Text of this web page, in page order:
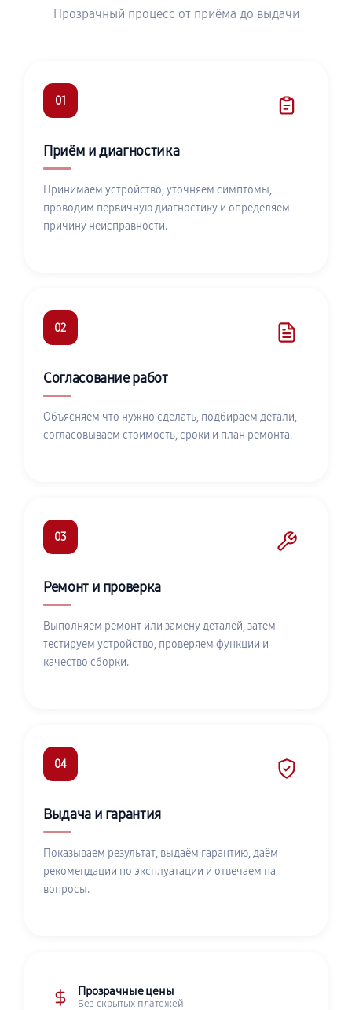
Прозрачный процесс от приёма до выдачи
01
Приём и диагностика
Принимаем устройство, уточняем симптомы,
проводим первичную диагностику и определяем
причину неисправности.
02
Согласование работ
Объясняем что нужно сделать, подбираем детали,
согласовываем стоимость, сроки и план ремонта.
03
Ремонт и проверка
Выполняем ремонт или замену деталей, затем
тестируем устройство, проверяем функции и
качество сборки.
04
Выдача и гарантия
Показываем результат, выдаём гарантию, даём
рекомендации по эксплуатации и отвечаем на
вопросы.
Прозрачные цены
Без скрытых платежей